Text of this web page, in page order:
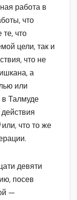
работа в
что
что
цели, так и
что не
а
или
Талмуде
или, что то же
девяти
посев
—